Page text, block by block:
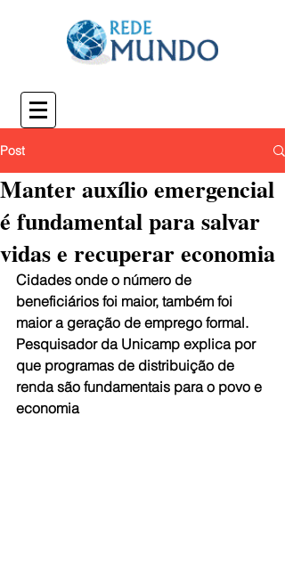
Post
Manter auxílio emergencial
é fundamental para salvar
vidas e recuperar economia
Cidades onde o número de
beneficiários foi maior, também foi
maior a geração de emprego formal.
Pesquisador da Unicamp explica por
que programas de distribuição de
renda são fundamentais para o povo e
economia